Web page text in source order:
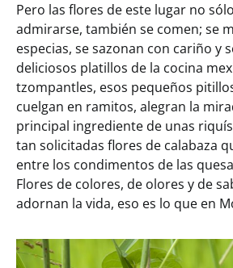
Pero las flores de este lugar no
admirarse, también se comen; se
especias, se sazonan con cariño y
deliciosos platillos de la cocina
tzompantles, esos pequeños
cuelgan en ramitos, alegran la
principal ingrediente de unas
tan solicitadas flores de calabaza
entre los condimentos de las
Flores de colores, de olores y de
adornan la vida, eso es lo que en